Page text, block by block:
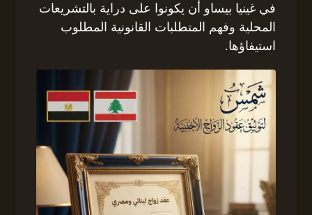
في غينيا بيساو أن يكونوا على دراية بالتشريعات
المحلية وفهم المتطلبات القانونية المطلوب
استيفاؤها.